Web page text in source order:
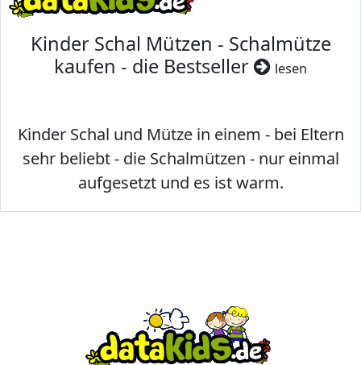
Kinder Schal Mützen - Schalmütze
kaufen - die Bestseller
lesen
Kinder Schal und Mütze in einem - bei Eltern
sehr beliebt - die Schalmützen - nur einmal
aufgesetzt und es ist warm.